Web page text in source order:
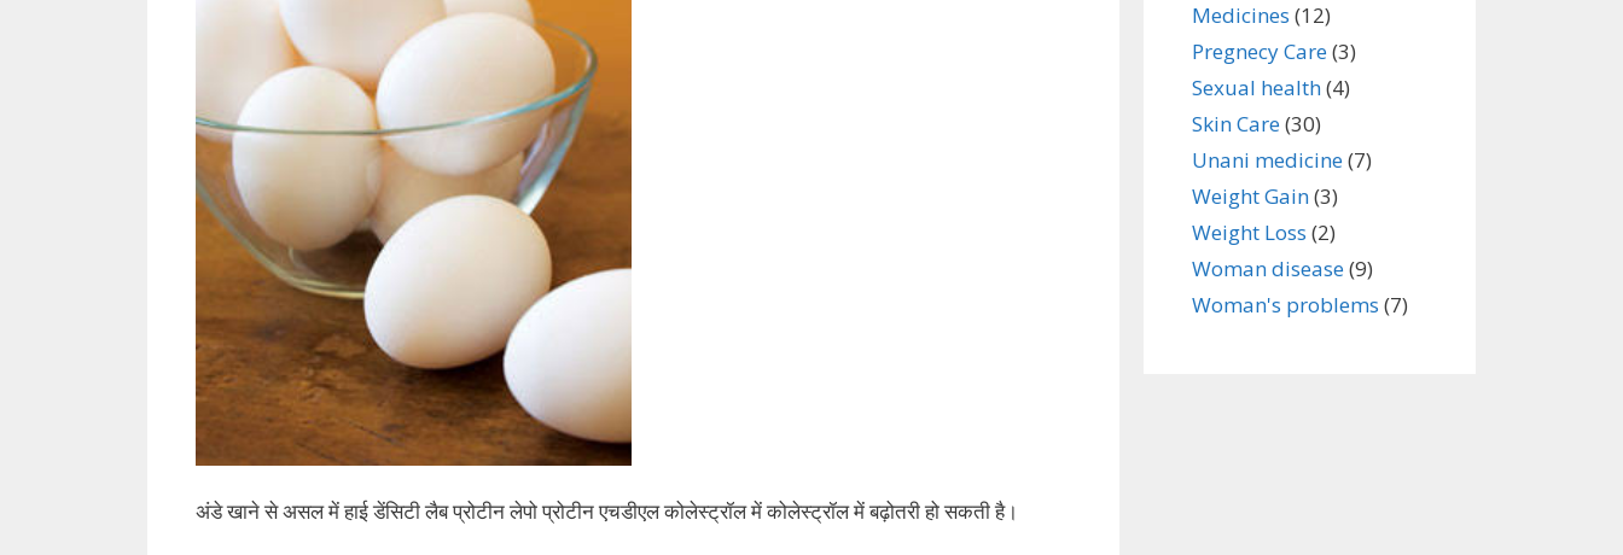
अंडे खाने से असल में हाई डेंसिटी लैब प्रोटीन लेपो प्रोटीन एचडीएल कोलेस्ट्रॉल में कोलेस्ट्रॉल में बढ़ोतरी हो सकती है।
Medicines (12)
Pregnecy Care(3)
Sexual health(4)
Skin Care(30)
Unani medicine(7)
Weight Gain(3)
Weight Loss (2)
Woman disease(9)
Woman's problems (7)